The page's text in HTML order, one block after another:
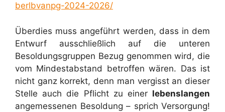
berlbvanpg-2024-2026/
Überdies muss angeführt werden, dass in dem
Entwurf ausschließlich auf die unteren
Besoldungsgruppen Bezug genommen wird, die
vom Mindestabstand betroffen wären. Das ist
nicht ganz korrekt, denn man vergisst an dieser
Stelle auch die Pflicht zu einer lebenslangen
angemessenen Besoldung – sprich Versorgung!